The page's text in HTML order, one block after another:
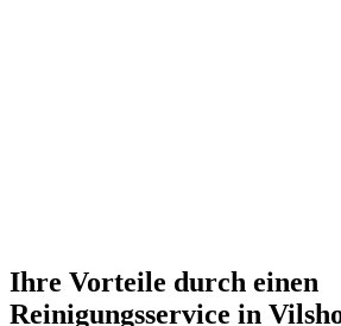
Ihre Vorteile durch einen
Reinigungsservice in